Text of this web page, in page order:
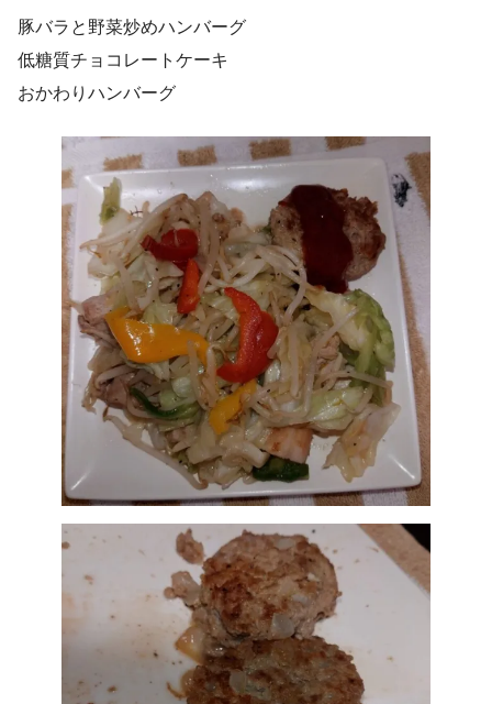
豚バラと野菜炒めハンバーグ
低糖質チョコレートケーキ
おかわりハンバーグ